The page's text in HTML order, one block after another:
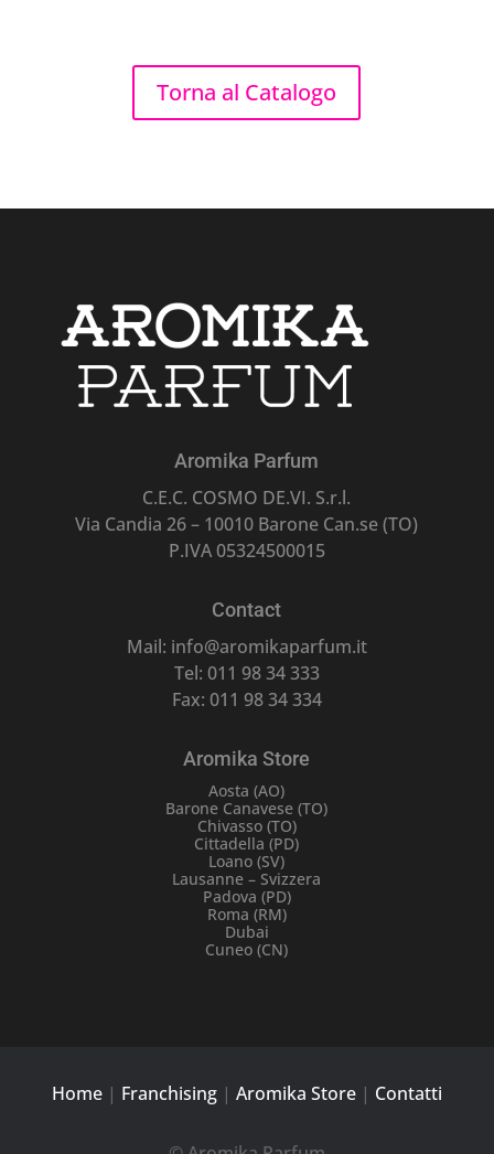
Torna al Catalogo
Aromika Parfum
C.E.C. COSMO DE.VI. S.r.l.
Via Candia 26 – 10010 Barone Can.se (TO)
P.IVA 05324500015
Contact
Mail: info@aromikaparfum.it
Tel: 011 98 34 333
Fax: 011 98 34 334
Aromika Store
Aosta (AO)
Barone Canavese (TO)
Chivasso (TO)
Cittadella (PD)
Loano (SV)
Lausanne – Svizzera
Padova (PD)
Roma (RM)
Dubai
Cuneo (CN)
Home| Franchising| Aromika Store| Contatti